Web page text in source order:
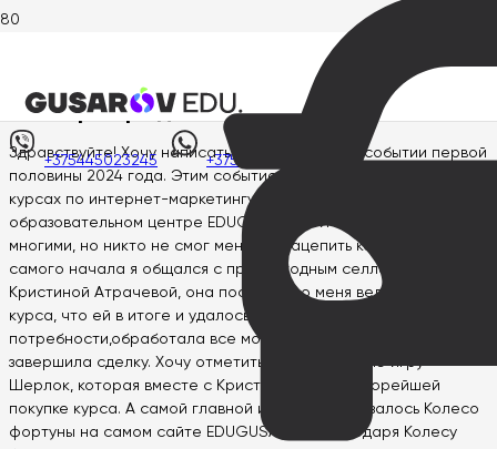
+375445023245 +375445023245
Виктор Городник
Здравствуйте! Хочу написать о самом важном событии первой
половины 2024 года. Этим событием является обучение на
курсах по интернет-маркетингу и SMM в замечательном
образовательном центре EDUGUSAROV. Я выбирал между
многими, но никто не смог меня так зацепить как они. С
самого начала я общался с превосходным селлером
Кристиной Атрачевой, она постепенно меня вела к покупке
курса, что ей в итоге и удалось, она выявила все мои
потребности,обработала все мои возражения и и отлично
завершила сделку. Хочу отметить замечательную игру
Шерлок, которая вместе с Кристиной вела к скорейшей
покупке курса. А самой главной изюминкой оказалось Колесо
фортуны на самом сайте EDUGUSAROV. Благодаря Колесу